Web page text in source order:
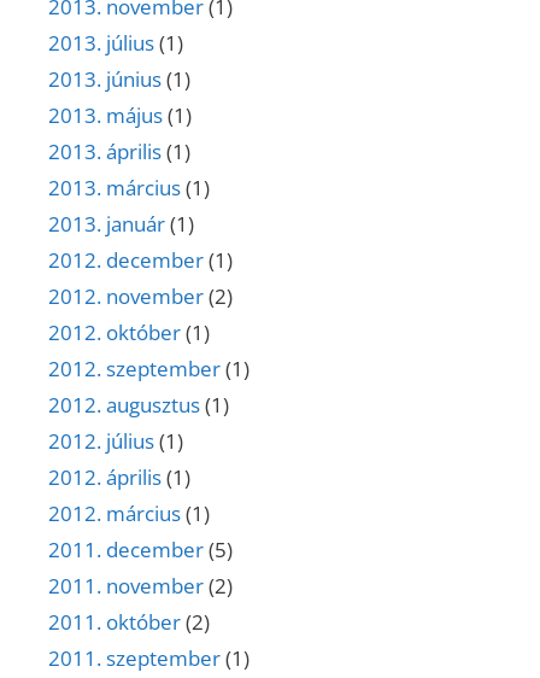
2013. november(1)
2013. július(1)
2013. június(1)
2013. május(1)
2013. április(1)
2013. március(1)
2013. január(1)
2012. december(1)
2012. november(2)
2012. október(1)
2012. szeptember(1)
2012. augusztus(1)
2012. július(1)
2012. április(1)
2012. március(1)
2011. december(5)
2011. november(2)
2011. október(2)
2011. szeptember(1)